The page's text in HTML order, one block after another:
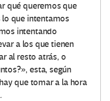
qué queremos que
lo que intentamos
intentando
a los que tienen
al resto atrás, o
esta, según
que tomar a la hora